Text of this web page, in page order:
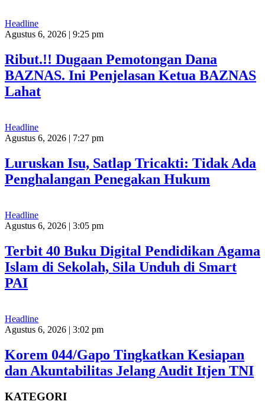
Headline
Agustus 6, 2026 | 9:25 pm
Ribut.!! Dugaan Pemotongan Dana
BAZNAS. Ini Penjelasan Ketua BAZNAS
Lahat
Headline
Agustus 6, 2026 | 7:27 pm
Luruskan Isu, Satlap Tricakti: Tidak Ada
Penghalangan Penegakan Hukum
Headline
Agustus 6, 2026 | 3:05 pm
Terbit 40 Buku Digital Pendidikan Agama
Islam di Sekolah, Sila Unduh di Smart
PAI
Headline
Agustus 6, 2026 | 3:02 pm
Korem 044/Gapo Tingkatkan Kesiapan
dan Akuntabilitas Jelang Audit Itjen TNI
KATEGORI